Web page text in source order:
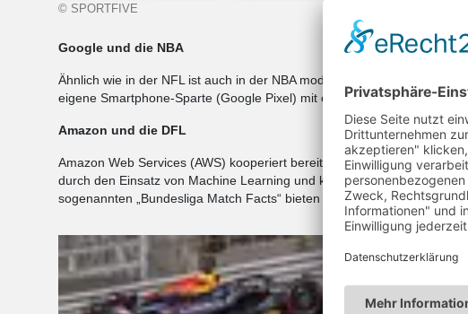
© SPORTFIVE
Google und die NBA
Ähnlich wie in der NFL ist auch in der NBA moderne Technologie ganz
eigene Smartphone-Sparte (Google Pixel) mit einer exklusiven
Amazon und die DFL
Amazon Web Services (AWS) kooperiert bereits seit mehreren Jahren
durch den Einsatz von Machine Learning und künstlicher Intelligenz
sogenannten „Bundesliga Match Facts“ bieten Echtzeitstatistiken und
1,